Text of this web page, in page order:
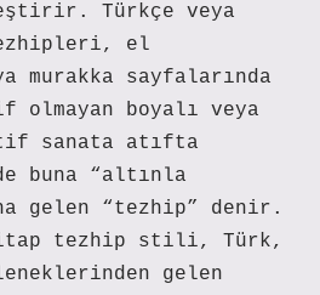
Türkçe veya
el
murakka sayfalarında
olmayan boyalı veya
sanata atıfta
buna “altınla
gelen “tezhip” denir.
tezhip stili, Türk,
gelen